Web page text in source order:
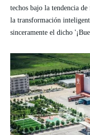
techos bajo la tendencia
la transformación
sinceramente el dicho